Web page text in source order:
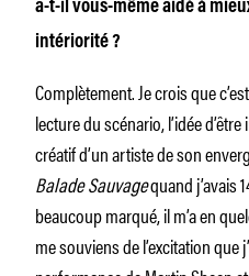
a-t-il vous-même aidé à
intériorité ?
Complètement. Je crois que
lecture du scénario, l’idée
créatif d’un artiste de son
Balade Sauvagequand j’avais
beaucoup marqué, il m’a en
me souviens de l’excitation que